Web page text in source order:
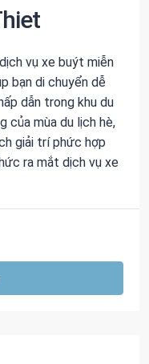
vụ xe buýt miễn
bạn di chuyển dễ
dẫn trong khu du
của mùa du lịch hè,
giải trí phức hợp
ra mắt dịch vụ xe